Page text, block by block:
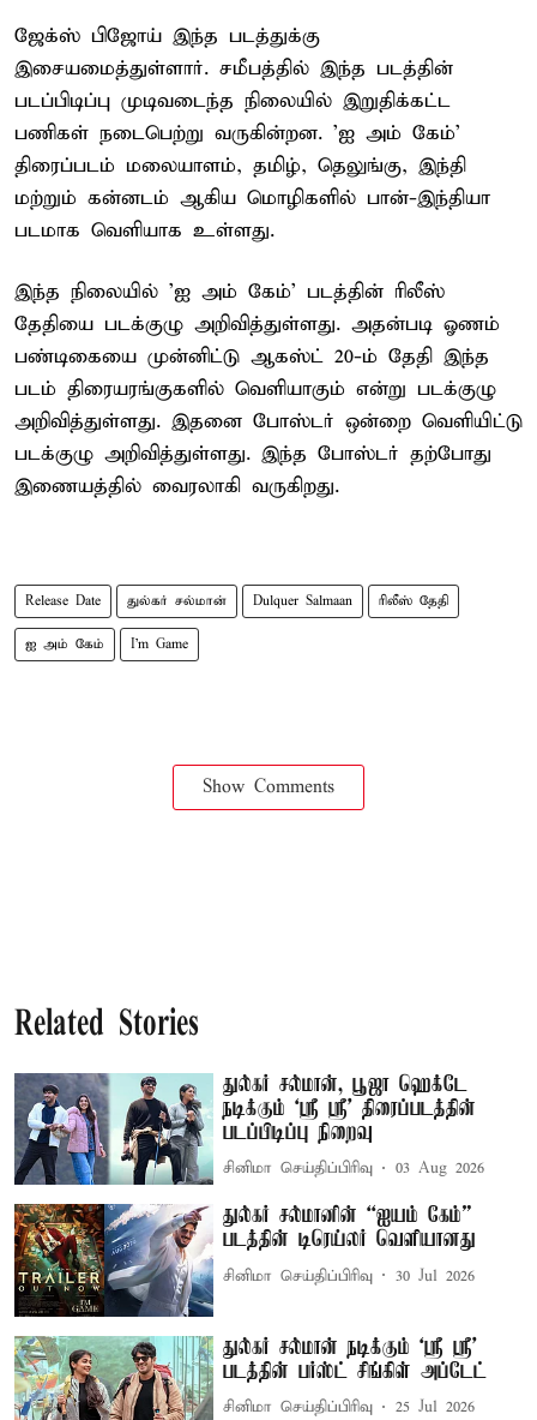
ஜேக்ஸ் பிஜோய் இந்த படத்துக்கு
இசையமைத்துள்ளார். சமீபத்தில் இந்த படத்தின்
படப்பிடிப்பு முடிவடைந்த நிலையில் இறுதிக்கட்ட
பணிகள் நடைபெற்று வருகின்றன. 'ஐ அம் கேம்'
திரைப்படம் மலையாளம், தமிழ், தெலுங்கு, இந்தி
மற்றும் கன்னடம் ஆகிய மொழிகளில் பான்-இந்தியா
படமாக வெளியாக உள்ளது.
இந்த நிலையில் 'ஐ அம் கேம்' படத்தின் ரிலீஸ்
தேதியை படக்குழு அறிவித்துள்ளது. அதன்படி ஓணம்
பண்டிகையை முன்னிட்டு ஆகஸ்ட் 20-ம் தேதி இந்த
படம் திரையரங்குகளில் வெளியாகும் என்று படக்குழு
அறிவித்துள்ளது. இதனை போஸ்டர் ஒன்றை வெளியிட்டு
படக்குழு அறிவித்துள்ளது. இந்த போஸ்டர் தற்போது
இணையத்தில் வைரலாகி வருகிறது.
Release Date துல்கர் சல்மான் Dulquer Salmaan ரிலீஸ் தேதி
ஐ அம் கேம் I’m Game
Show Comments
Related Stories
துல்கர் சல்மான், பூஜா ஹெக்டே
நடிக்கும் ‘ஸ்ரீ ஸ்ரீ’ திரைப்படத்தின்
படப்பிடிப்பு நிறைவு
சினிமா செய்திப்பிரிவு 03 Aug 2026
துல்கர் சல்மானின் “ஐயம் கேம்”
படத்தின் டிரெய்லர் வெளியானது
சினிமா செய்திப்பிரிவு 30 Jul 2026
துல்கர் சல்மான் நடிக்கும் `ஸ்ரீ ஸ்ரீ'
படத்தின் பர்ஸ்ட் சிங்கிள் அப்டேட்
சினிமா செய்திப்பிரிவு 25 Jul 2026